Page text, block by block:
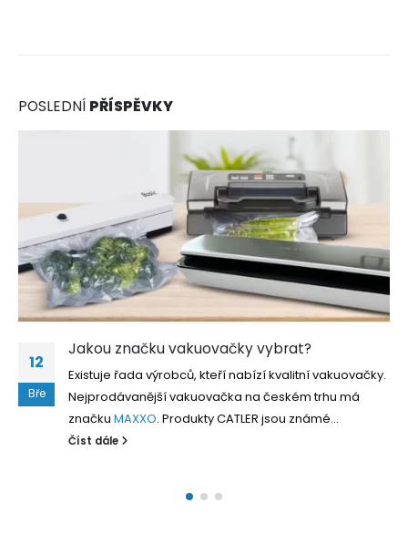
POSLEDNÍ PŘÍSPĚVKY
12
Bře
Jakou značku vakuovačky vybrat?
Existuje řada výrobců, kteří nabízí kvalitní vakuovačky.
Nejprodávanější vakuovačka na českém trhu má
značku MAXXO. Produkty CATLER jsou známé...
Číst dále